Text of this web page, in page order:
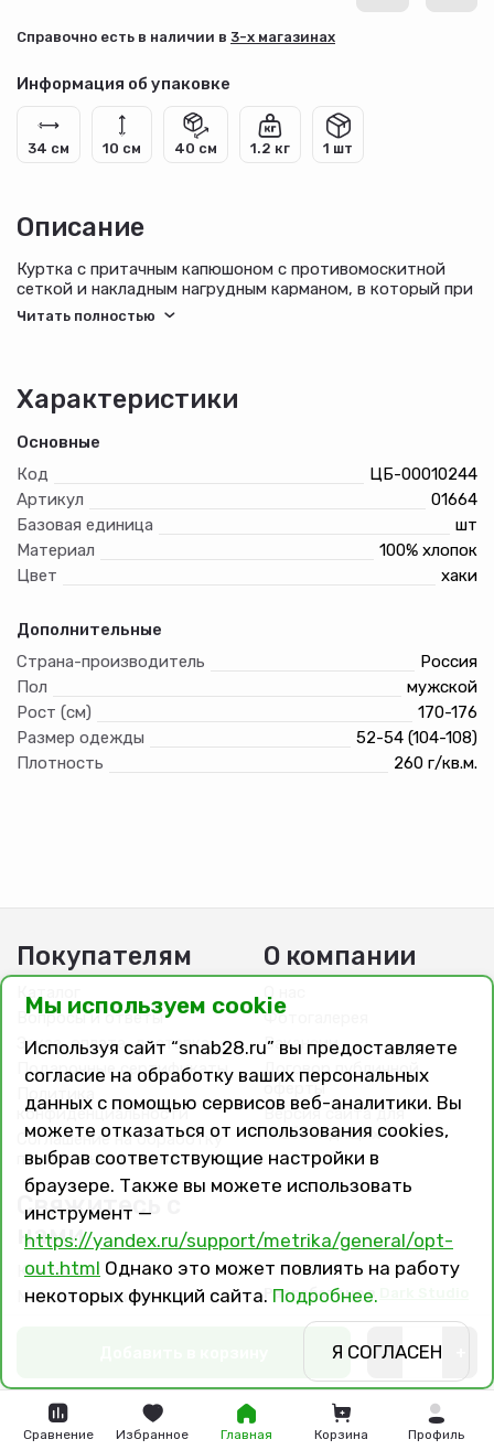
Сравнение Избранное Главная Корзина Профиль
-
Cправочно есть в наличии в 3-х магазинах
Информация об упаковке
34 см 10 см 40 см 1.2 кг 1 шт
Описание
Куртка с притачным капюшоном с противомоскитной
сеткой и накладным нагрудным карманом, в который при
необходимости можно спрятать противомоскитную
наколенниками, с накладным карманом с клапаном,
застёгивающимся на ленту "контакт", низ брюк с
Характеристики
Основные
Код
ЦБ-00010244
Артикул
01664
Базовая единица
шт
Материал
100% хлопок
Цвет
хаки
Дополнительные
Страна-производитель
Россия
Пол
мужской
Рост (см)
170-176
Размер одежды
52-54 (104-108)
Плотность
260 г/кв.м.
Покупателям
Каталог
Вопросы и ответы
Заказ, оплата, доставка
Подарочные сертификаты
конфиденциальности
Соглашение на обработку
персональных данных
О компании
О нас
Фотогалерея
Вакансии
Договор публичной
оферты
Версия сайта для
слабовидящих
Свяжитесь с
нами
Контакты
Магазины и филиалы
Разработано в
Мы используем cookie
Используя сайт “snab28.ru” вы предоставляете
согласие на обработку ваших персональных
данных с помощью сервисов веб-аналитики. Вы
можете отказаться от использования cookies,
выбрав соответствующие настройки в
браузере. Также вы можете использовать
инструмент —
https://yandex.ru/support/metrika/general/opt-
out.html Однако это может повлиять на работу
некоторых функций сайта. Подробнее.
Я СОГЛАСЕН